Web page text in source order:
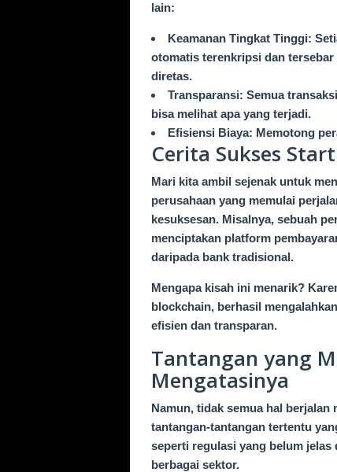
lain:
Keamanan Tingkat Tinggi:
otomatis terenkripsi dan
diretas.
Transparansi: Semua
bisa melihat apa yang terjadi.
Efisiensi Biaya: Memotong
Cerita Sukses
Mari kita ambil sejenak untuk
perusahaan yang memulai
kesuksesan. Misalnya, sebuah
menciptakan platform
daripada bank tradisional.
Mengapa kisah ini menarik?
blockchain, berhasil
efisien dan transparan.
Tantangan yang
Mengatasinya
Namun, tidak semua hal berjalan
tantangan-tantangan tertentu
seperti regulasi yang belum
berbagai sektor.